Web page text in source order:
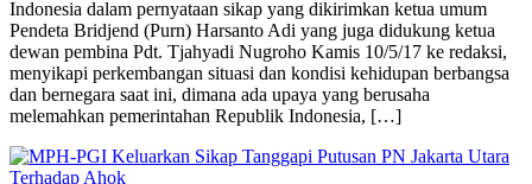
Indonesia dalam pernyataan sikap yang dikirimkan ketua umum
Pendeta Bridjend (Purn) Harsanto Adi yang juga didukung ketua
dewan pembina Pdt. Tjahyadi Nugroho Kamis 10/5/17 ke redaksi,
menyikapi perkembangan situasi dan kondisi kehidupan berbangsa
dan bernegara saat ini, dimana ada upaya yang berusaha
melemahkan pemerintahan Republik Indonesia, […]